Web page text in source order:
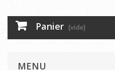
Panier (vide)
MENU